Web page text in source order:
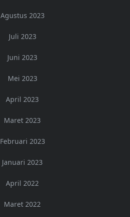
Agustus 2023
Juli 2023
Juni 2023
Mei 2023
April 2023
Maret 2023
Februari 2023
Januari 2023
April 2022
Maret 2022